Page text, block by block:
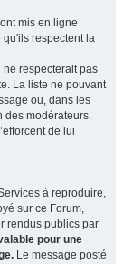
mis en ligne
qu'ils respectent la
ne respecterait pas
La liste ne pouvant
ou, dans les
des modérateurs.
de lui
à reproduire,
sur ce Forum,
rendus publics par
pour une
Le message posté